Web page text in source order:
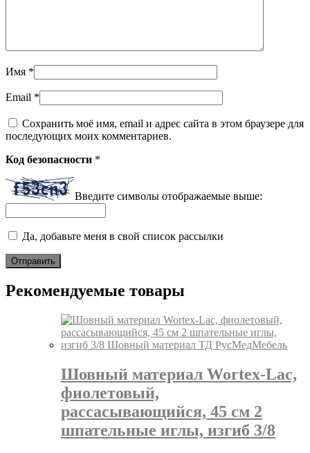
Имя *
Email *
Сохранить моё имя, email и адрес сайта в этом браузере для
последующих моих комментариев.
Код безопасности *
Введите символы отображаемые выше:
Да, добавьте меня в свой список рассылки
Рекомендуемые товары
Шовный материал Wortex-Lac,
фиолетовый,
рассасывающийся, 45 см 2
шпательные иглы, изгиб 3/8